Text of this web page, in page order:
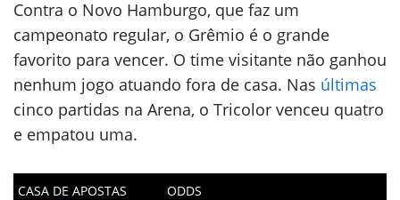
Contra o Novo Hamburgo, que faz um
campeonato regular, o Grêmio é o grande
favorito para vencer. O time visitante não ganhou
nenhum jogo atuando fora de casa. Nas últimas
cinco partidas na Arena, o Tricolor venceu quatro
e empatou uma.
CASA DE APOSTAS ODDS